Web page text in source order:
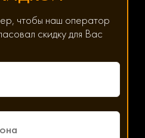
чтобы наш оператор
скидку для Вас